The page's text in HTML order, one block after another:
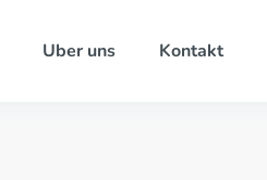
Uber uns Kontakt